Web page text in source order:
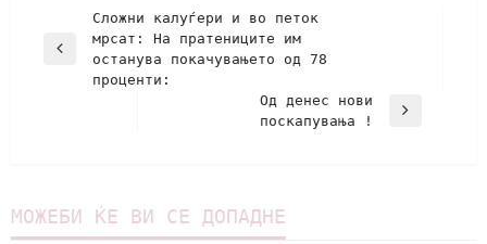
Сложни калуѓери и во петок
мрсат: На пратениците им
останува покачувањето од 78
проценти:
Од денес нови
поскапувања !
МОЖЕБИ ЌЕ ВИ СЕ ДОПАДНЕ